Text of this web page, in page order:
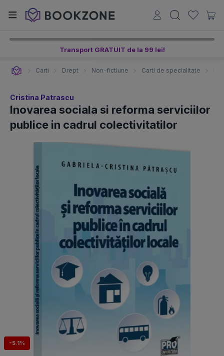
Transport GRATUIT de la 99 lei!
Carti Drept Non-fictiune Carti de specialitate
Cristina Patrascu
Inovarea sociala si reforma serviciilor
publice in cadrul colectivitatilor
-5.1%